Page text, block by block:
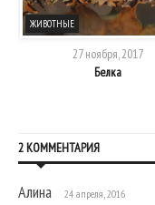
ЖИВОТНЫЕ
27 ноября, 2017
Белка
2 КОММЕНТАРИЯ
Алина 24 апреля, 2016